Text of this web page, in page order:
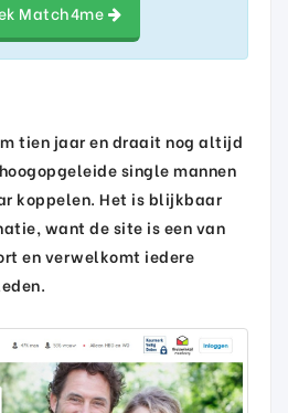
Match4me
tien jaar en draait nog altijd
single mannen
koppelen. Het is blijkbaar
want de site is een van
en verwelkomt iedere